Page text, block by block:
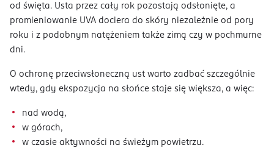
od święta. Usta przez cały rok pozostają odsłonięte, a
promieniowanie UVA dociera do skóry niezależnie od pory
roku i z podobnym natężeniem także zimą czy w pochmurne
dni.
O ochronę przeciwsłoneczną ust warto zadbać szczególnie
wtedy, gdy ekspozycja na słońce staje się większa, a więc:
nad wodą,
w górach,
w czasie aktywności na świeżym powietrzu.